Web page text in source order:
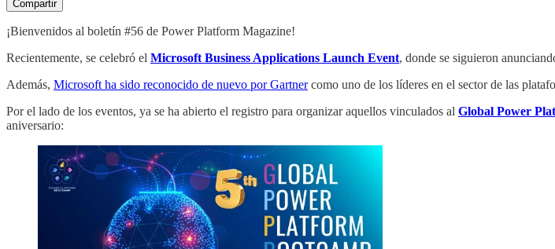
Compartir
¡Bienvenidos al boletín #56 de Power Platform Magazine!
Recientemente, se celebró el Microsoft Business Applications Launch Event, donde se siguieron
Además, Microsoft ha sido reconocido de nuevo por Gartnercomo uno de los líderes en el sector de las
Por el lado de los eventos, ya se ha abierto el registro para organizar aquellos vinculados al Global Power
aniversario: